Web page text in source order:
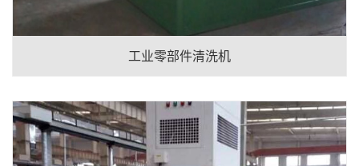
工业零部件清洗机